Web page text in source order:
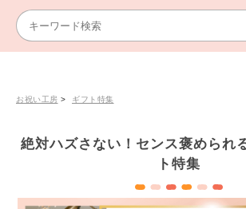
お祝い工房 ギフト特集
絶対ハズさない！センス褒められ
ト特集